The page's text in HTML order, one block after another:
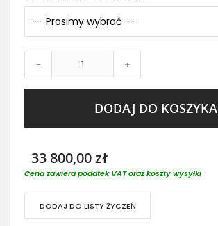
- +
DODAJ DO KOSZYKA
33 800,00 zł
Cena zawiera podatek VAT oraz koszty wysyłki
DODAJ DO LISTY ŻYCZEŃ